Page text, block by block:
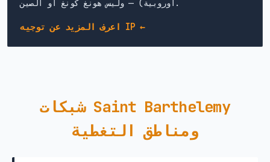
أوروبية) — وليس هونغ كونغ أو الصين.
اعرف المزيد عن توجيه IP ←
شبكات Saint Barthelemy
ومناطق التغطية